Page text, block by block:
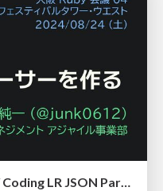
LR で JSON パーサーを作る / Coding LR JSON Parser